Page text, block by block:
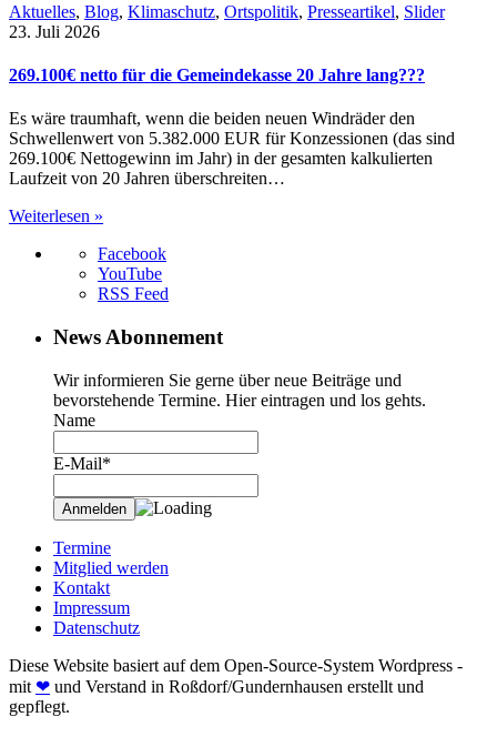
Aktuelles, Blog, Klimaschutz, Ortspolitik, Presseartikel, Slider
23. Juli 2026
269.100€ netto für die Gemeindekasse 20 Jahre lang???
Es wäre traumhaft, wenn die beiden neuen Windräder den
Schwellenwert von 5.382.000 EUR für Konzessionen (das sind
269.100€ Nettogewinn im Jahr) in der gesamten kalkulierten
Laufzeit von 20 Jahren überschreiten…
Weiterlesen »
Facebook
YouTube
RSS Feed
News Abonnement
Wir informieren Sie gerne über neue Beiträge und
bevorstehende Termine. Hier eintragen und los gehts.
Name
E-Mail*
Termine
Mitglied werden
Kontakt
Impressum
Datenschutz
Diese Website basiert auf dem Open-Source-System Wordpress -
mit ❤ und Verstand in Roßdorf/Gundernhausen erstellt und
gepflegt.